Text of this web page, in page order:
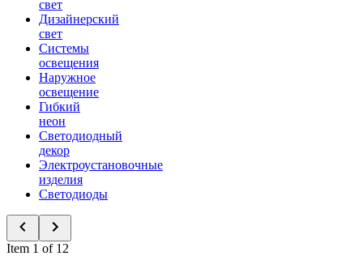
свет
Дизайнерский
свет
Системы
освещения
Наружное
освещение
Гибкий
неон
Светодиодный
декор
Электроустановочные
изделия
Светодиоды
Item 1 of 12